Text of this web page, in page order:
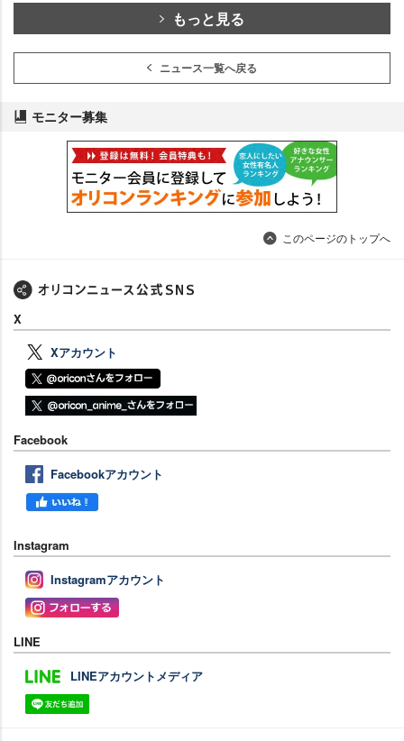
もっと見る
ニュース一覧へ戻る
モニター募集
このページのトップへ
X
Xアカウント
Facebook
Facebookアカウント
Instagram
Instagramアカウント
LINE
LINEアカウントメディア